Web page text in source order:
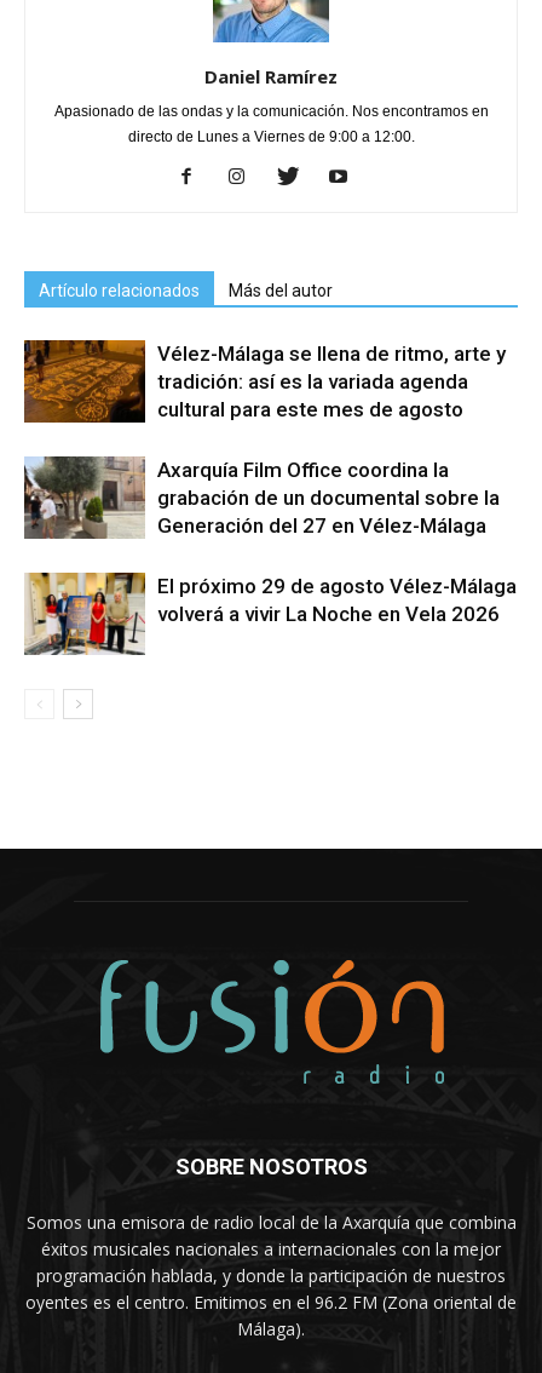
Daniel Ramírez
Apasionado de las ondas y la comunicación. Nos encontramos en
directo de Lunes a Viernes de 9:00 a 12:00.
Artículo relacionados Más del autor
Vélez-Málaga se llena de ritmo, arte y
tradición: así es la variada agenda
cultural para este mes de agosto
Axarquía Film Office coordina la
grabación de un documental sobre la
Generación del 27 en Vélez-Málaga
El próximo 29 de agosto Vélez-Málaga
volverá a vivir La Noche en Vela 2026
SOBRE NOSOTROS
Somos una emisora de radio local de la Axarquía que combina
éxitos musicales nacionales a internacionales con la mejor
programación hablada, y donde la participación de nuestros
oyentes es el centro. Emitimos en el 96.2 FM (Zona oriental de
Málaga).